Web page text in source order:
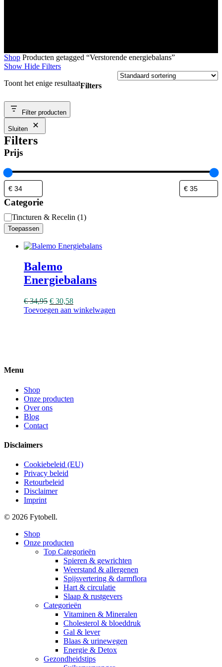
Shop Producten getagged “Verstorende energiebalans”
Show Hide Filters
Toont het enige resultaatFilters
Close
FiltersFilter producten
Sluiten
Filters
Prijs
Categorie
Categorie
Tincturen & Recelin (1)
Toepassen
Balemo
Energiebalans
€34,95 € 30,58
Toevoegen aan winkelwagen
Menu
Shop
Onze producten
Over ons
Blog
Contact
Disclaimers
Cookiebeleid (EU)
Privacy beleid
Retourbeleid
Disclaimer
Imprint
© 2026 Fytobell.
Close
Menu
Shop
Onze producten
Top Categorieën
Spieren & gewrichten
Weerstand & allergenen
Spijsvertering & darmflora
Hart & circulatie
Slaap & rustgevers
Categorieën
Vitaminen & Mineralen
Cholesterol & bloeddruk
Gal & lever
Blaas & urinewegen
Energie & Detox
Gezondheidstips